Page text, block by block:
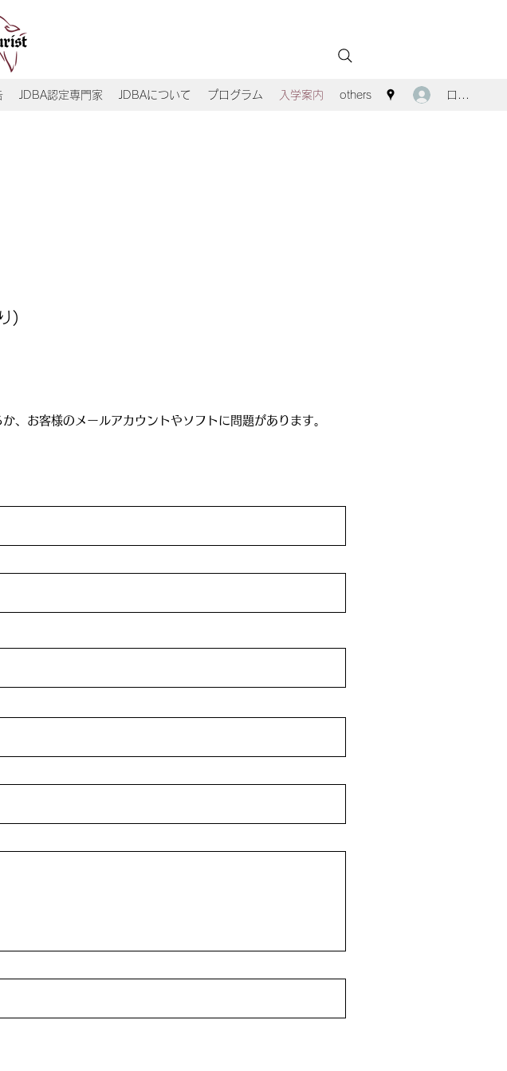
JDBA認定専門家 JDBAについて プログラム 入学案内 others ログイン
)
、お客様のメールアカウントやソフトに問題があります。